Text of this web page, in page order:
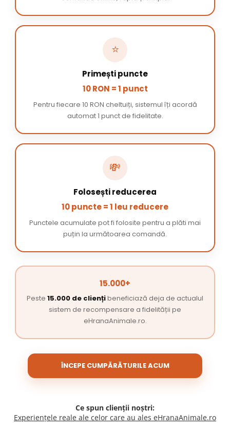
⭐
Primești puncte
10 RON = 1 punct
Pentru fiecare 10 RON cheltuiți, sistemul îți acordă
automat 1 punct de fidelitate.
💸
Folosești reducerea
10 puncte = 1 leu reducere
Punctele acumulate pot fi folosite pentru a plăti mai
puțin la următoarea comandă.
15.000+
Peste 15.000 de cliențibeneficiază deja de actualul
sistem de recompensare a fidelității pe
eHranaAnimale.ro.
ÎNCEPE CUMPĂRĂTURILE ACUM
Ce spun clienții noștri:
Experiențele reale ale celor care au ales eHranaAnimale.ro